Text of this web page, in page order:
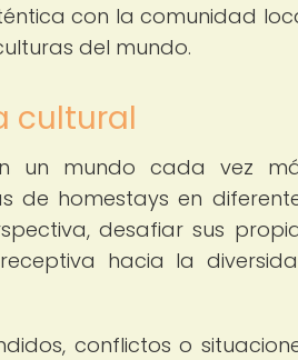
con la comunidad
del mundo.
cultural
un mundo cada vez
de homestays en
desafiar sus
hacia la
conflictos o